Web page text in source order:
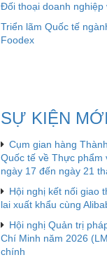
Đối thoại doanh nghiệp
Triển lãm Quốc tế
Foodex
SỰ KIỆN MỚI
Cụm gian hàng
Quốc tế về Thực
ngày 17 đến ngày 21
Hội nghị kết nối giao
lai xuất khẩu cùng
Hội nghị Quản trị
Chí Minh năm 2026
chính